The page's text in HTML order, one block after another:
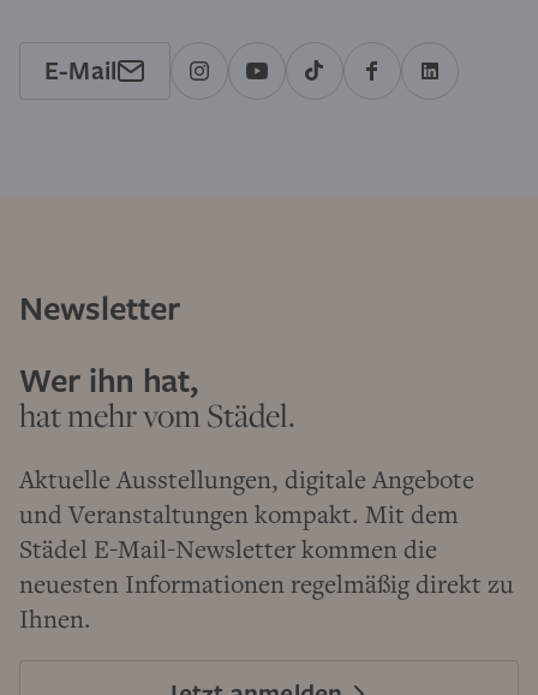
E-Mail
Newsletter
Wer ihn hat,
hat mehr vom Städel.
Aktuelle Ausstellungen, digitale Angebote
und Veranstaltungen kompakt. Mit dem
Städel E-Mail-Newsletter kommen die
neuesten Informationen regelmäßig direkt zu
Ihnen.